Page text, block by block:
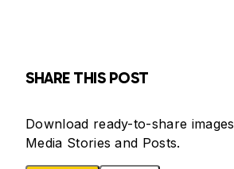
SHARE THIS POST
Download ready-to-share
Media Stories and Posts.